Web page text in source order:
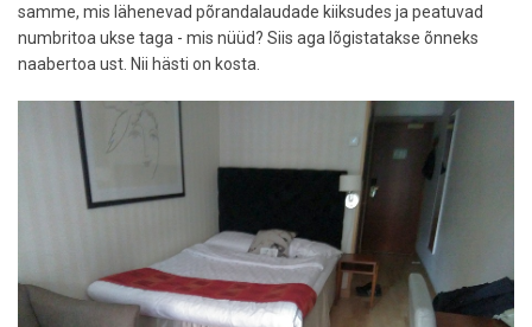
samme, mis lähenevad põrandalaudade kiiksudes ja peatuvad
numbritoa ukse taga - mis nüüd? Siis aga lõgistatakse õnneks
naabertoa ust. Nii hästi on kosta.